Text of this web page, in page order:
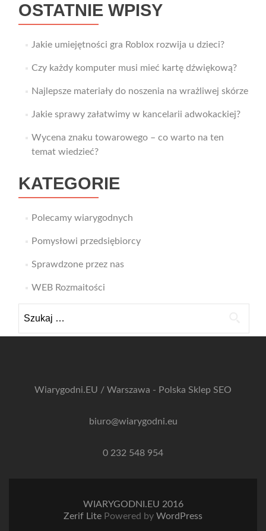
OSTATNIE WPISY
Jakie umiejętności gra Roblox rozwija u dzieci?
Czy każdy komputer musi mieć kartę dźwiękową?
Najlepsze materiały do noszenia na wrażliwej skórze
Jakie sprawy załatwimy w kancelarii adwokackiej?
Wycena znaku towarowego – co warto na ten
temat wiedzieć?
KATEGORIE
Polecamy wiarygodnych
Pomysłowi przedsiębiorcy
Sprawdzone przez nas
WEB Rozmaitości
Wiarygodni.EU / Warszawa - Polska Sklep SEO
biuro@wiarygodni.eu
0 232 548 954
WIARYGODNI.EU 2016
Zerif Lite Powered by WordPress